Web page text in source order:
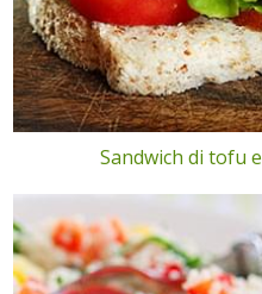
Sandwich di tofu